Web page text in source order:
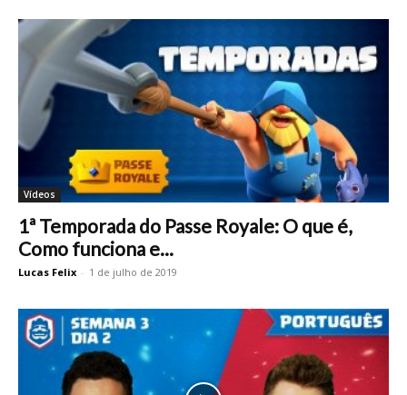
Vídeos
1ª Temporada do Passe Royale: O que é,
Como funciona e...
Lucas Felix - 1 de julho de 2019